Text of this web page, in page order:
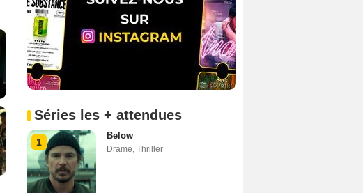
Séries les + attendues
1
Below
Drame Thriller